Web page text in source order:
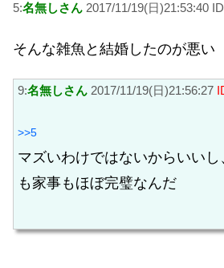
5:名無しさん 2017/11/19(日)21:53:40
そんな雑魚と結婚したのが悪い
9:名無しさん 2017/11/19(日)21:56:27
>>5
マズいわけではないからいい
も家事もほぼ完璧なんだ